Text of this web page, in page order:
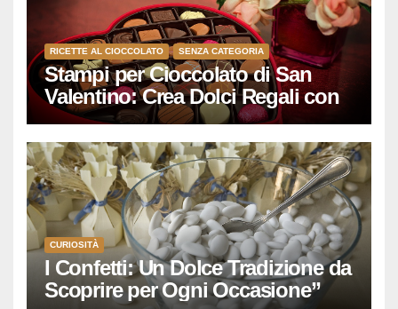
RICETTE AL CIOCCOLATO SENZA CATEGORIA
Stampi per Cioccolato di San
Valentino: Crea Dolci Regali con
Amore
CURIOSITÀ
I Confetti: Un Dolce Tradizione da
Scoprire per Ogni Occasione”